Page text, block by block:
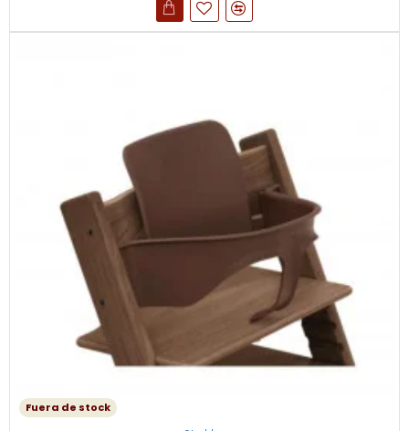
Fuera de stock